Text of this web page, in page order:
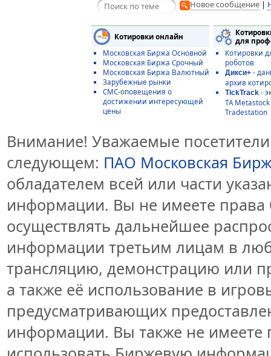
Новое сообщение|
Котировки онлайн
для
Московская Биржа Основной
Московская Биржа Срочный
Московская Биржа Валютный
Зарубежные рынки
СМС-оповещения о
достижении интересующей
цены
Котировки
роботов
Дикси+-
архив
TickTrack-
ТА
Tradestation
Внимание! Уважаемые
следующем: ПАО Московская
обладателем всей или части
информации. Вы не имеете права
осуществлять дальнейшее
информации третьим лицам в
трансляцию, демонстрацию или
а также её использование в
предусматривающих
информации. Вы также не имеете